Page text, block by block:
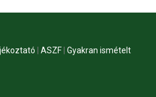
ASZF Gyakran ismételt